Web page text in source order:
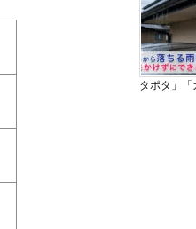
タポタ」「